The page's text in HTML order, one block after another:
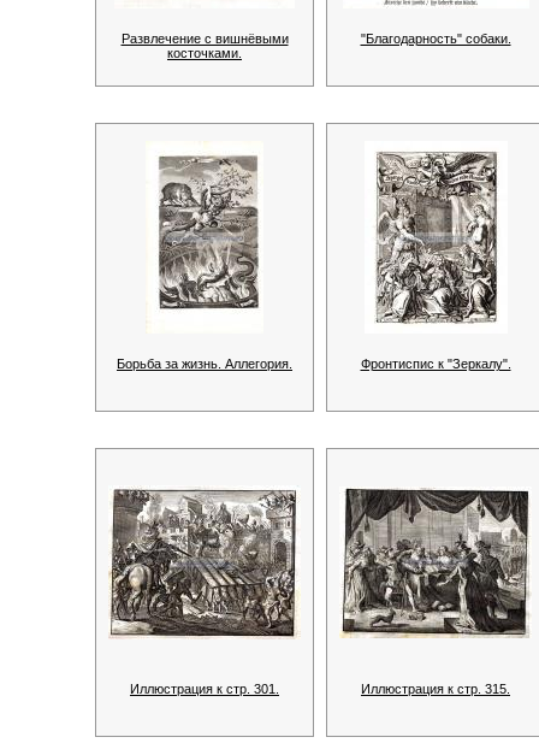
Развлечение с вишнёвыми
косточками.
"Благодарность" собаки.
Борьба за жизнь. Аллегория. Фронтиспис к "Зеркалу".
Иллюстрация к стр. 301. Иллюстрация к стр. 315.